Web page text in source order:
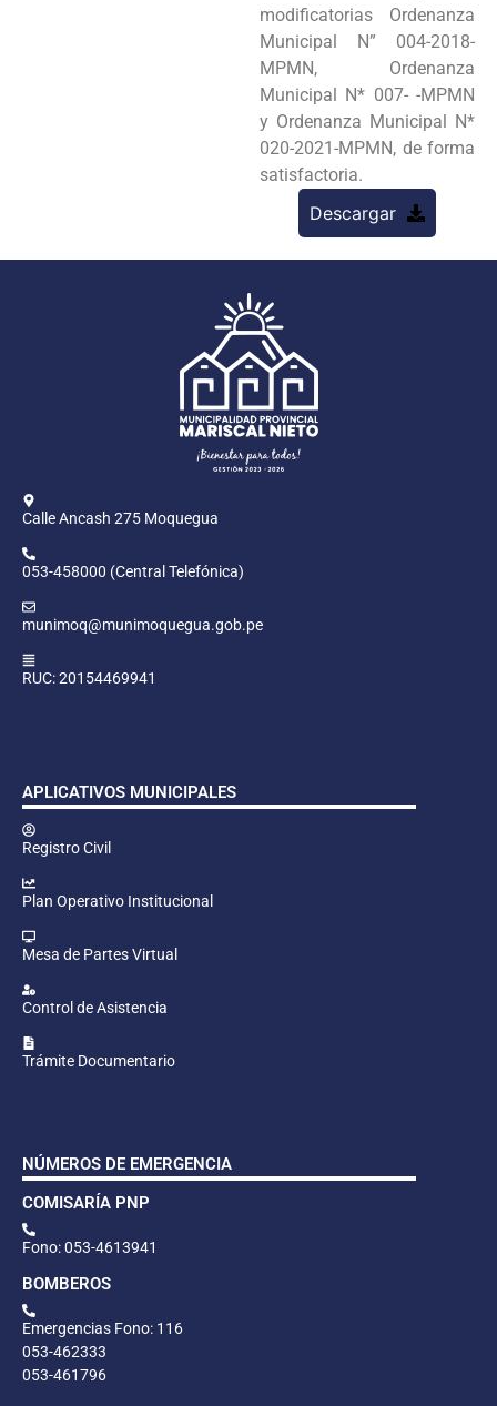
modificatorias Ordenanza
Municipal N” 004-2018-
MPMN, Ordenanza
Municipal N* 007- -MPMN
y Ordenanza Municipal N*
020-2021-MPMN, de forma
satisfactoria.
Descargar
Calle Ancash 275 Moquegua
053-458000 (Central Telefónica)
munimoq@munimoquegua.gob.pe
RUC: 20154469941
APLICATIVOS MUNICIPALES
Registro Civil
Plan Operativo Institucional
Mesa de Partes Virtual
Control de Asistencia
Trámite Documentario
NÚMEROS DE EMERGENCIA
COMISARÍA PNP
Fono: 053-4613941
BOMBEROS
Emergencias Fono: 116
053-462333
053-461796